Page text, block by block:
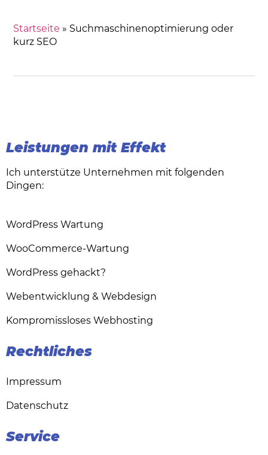
Startseite » Suchmaschinenoptimierung oder
kurz SEO
Leistungen mit Effekt
Ich unterstütze Unternehmen mit folgenden
Dingen:
WordPress Wartung
WooCommerce-Wartung
WordPress gehackt?
Webentwicklung & Webdesign
Kompromissloses Webhosting
Rechtliches
Impressum
Datenschutz
Service